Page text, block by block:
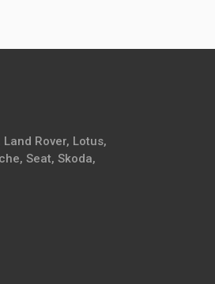
Rover, Lotus,
Seat, Skoda,